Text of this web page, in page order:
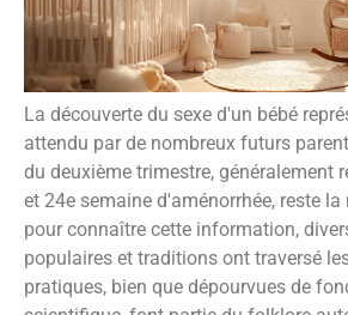
La découverte du sexe d'un bébé
attendu par de nombreux futurs
du deuxième trimestre, généralement
et 24e semaine d'aménorrhée, reste
pour connaître cette information,
populaires et traditions ont traversé
pratiques, bien que dépourvues de